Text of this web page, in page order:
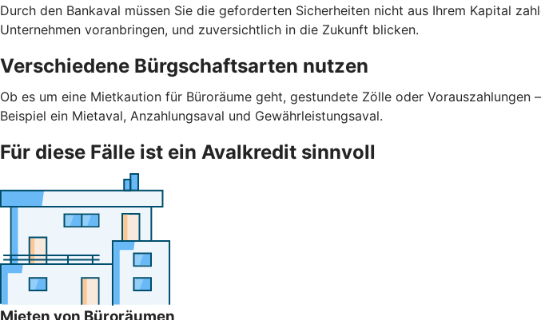
Durch den Bankaval müssen Sie die geforderten Sicherheiten nicht aus Ihrem Kapital
Unternehmen voranbringen, und zuversichtlich in die Zukunft blicken.
Verschiedene Bürgschaftsarten nutzen
Ob es um eine Mietkaution für Büroräume geht, gestundete Zölle oder
Beispiel ein Mietaval, Anzahlungsaval und Gewährleistungsaval.
Für diese Fälle ist ein Avalkredit sinnvoll
Mieten von Büroräumen